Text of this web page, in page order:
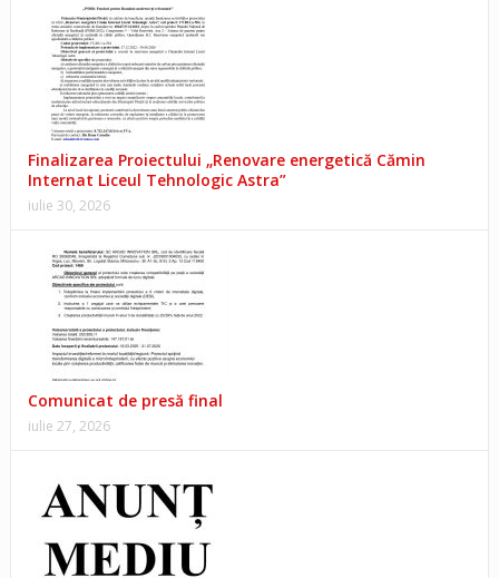
Finalizarea Proiectului „Renovare energetică Cămin
Internat Liceul Tehnologic Astra”
iulie 30, 2026
Comunicat de presă final
iulie 27, 2026